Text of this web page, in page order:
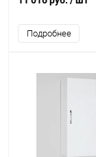
Подробнее